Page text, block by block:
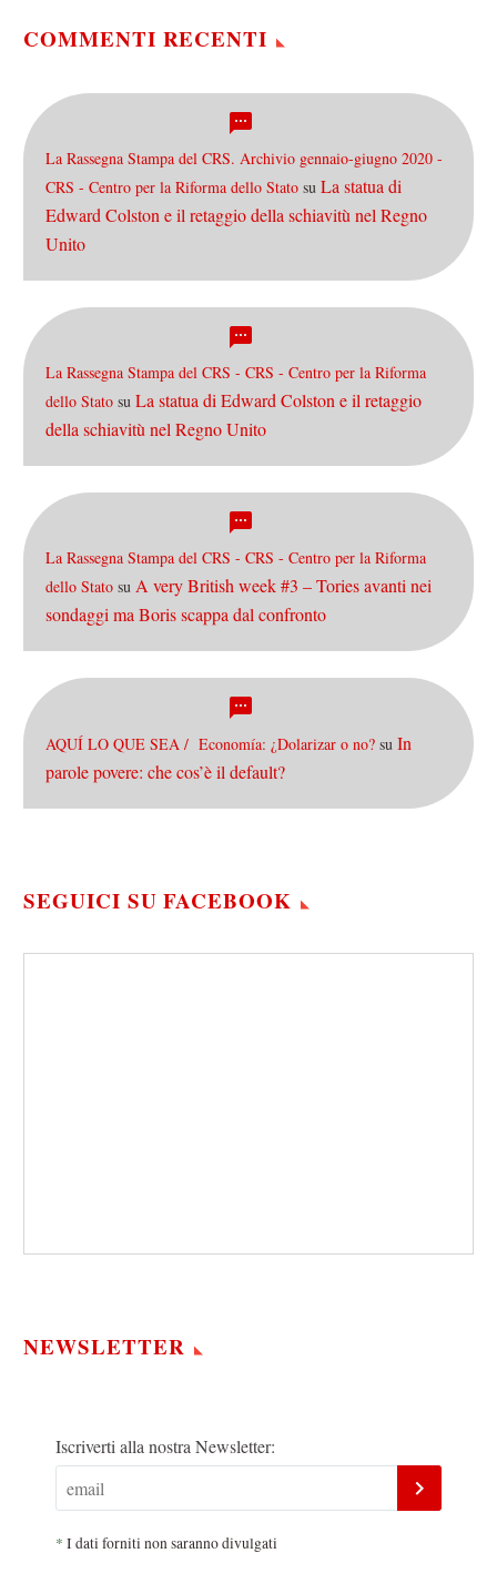
COMMENTI RECENTI
La Rassegna Stampa del CRS. Archivio gennaio-giugno 2020 -
CRS - Centro per la Riforma dello Stato su La statua di
Edward Colston e il retaggio della schiavitù nel Regno
Unito
La Rassegna Stampa del CRS - CRS - Centro per la Riforma
dello Stato su La statua di Edward Colston e il retaggio
della schiavitù nel Regno Unito
La Rassegna Stampa del CRS - CRS - Centro per la Riforma
dello Stato su A very British week #3 – Tories avanti nei
sondaggi ma Boris scappa dal confronto
AQUÍ LO QUE SEA / Economía: ¿Dolarizar o no? su In
parole povere: che cos’è il default?
SEGUICI SU FACEBOOK
NEWSLETTER
Iscriverti alla nostra Newsletter:
* I dati forniti non saranno divulgati